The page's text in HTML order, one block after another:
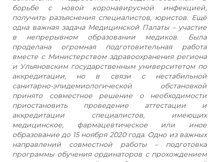
борьбе с новой коронавирусной инфекцией,
получить разъяснения специалистов, юристов. Ещё
одна важная задача Медицинской Палаты – участие
в непрерывном образовании медиков. Была
проделана огромная подготовительная работа
вместе с Министерством здравоохранения региона
и Ульяновским государственным университетом по
аккредитации, но в связи с нестабильной
санитарно-эпидемиологической обстановкой
принято совместное решение о необходимости
приостановить проведение аттестации и
аккредитации специалистов, имеющих
медицинское, фармацевтическое или иное
образование до 15 ноября 2020 года. Одно из важных
направлений совместной работы – подготовка
программы обучения ординаторов с прохождением